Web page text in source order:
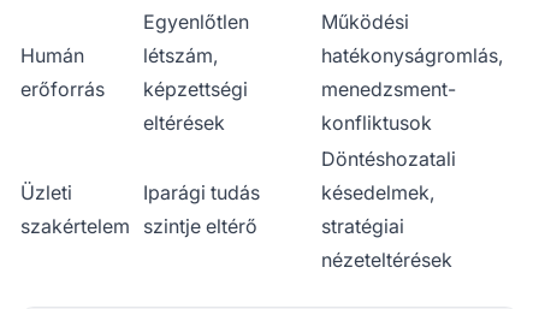
Humán
erőforrás
Egyenlőtlen
létszám,
képzettségi
eltérések
Működési
hatékonyságromlás,
menedzsment-
konfliktusok
Üzleti
szakértelem
Iparági tudás
szintje eltérő
Döntéshozatali
késedelmek,
stratégiai
nézeteltérések